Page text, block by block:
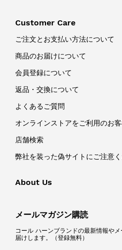
Customer Care
ご注文とお支払い方法について
商品のお届けについて
会員登録について
返品・交換について
よくあるご質問
オンラインストアをご利用のお
店舗検索
弊社を装った偽サイトにご注意
About Us
メールマガジン購読
コール ハーンブランドの最新情報や
届けします。（登録無料）